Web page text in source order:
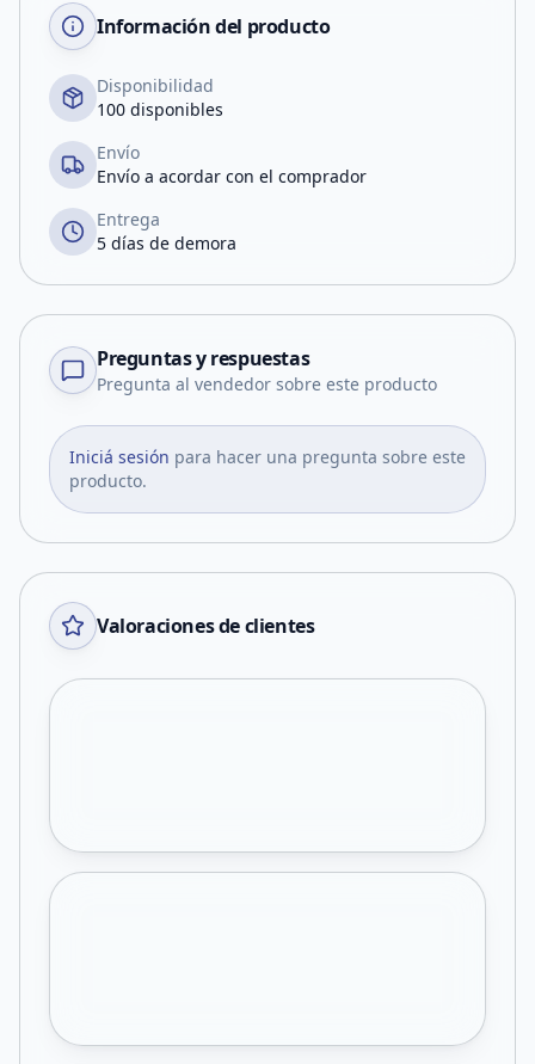
Información del producto
Disponibilidad
100 disponibles
Envío
Envío a acordar con el comprador
Entrega
5 días de demora
Preguntas y respuestas
Pregunta al vendedor sobre este producto
Iniciá sesión para hacer una pregunta sobre este
producto.
Valoraciones de clientes